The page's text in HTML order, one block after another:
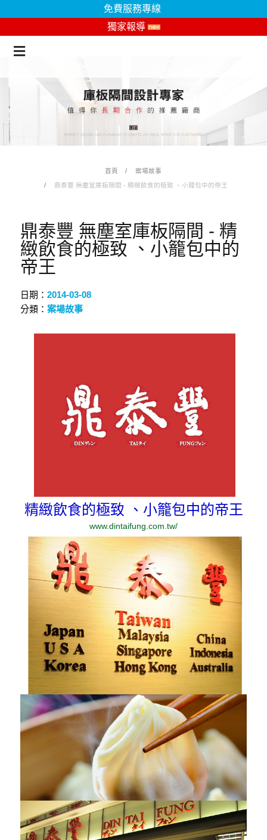
免費服務專線
獨家報導
首頁
案場故事
鼎泰豐 無塵室庫板隔間 - 精緻飲食的極致 、小籠包中的帝王
鼎泰豐 無塵室庫板隔間 - 精
緻飲食的極致 、小籠包中的
帝王
日期： 2014-03-08
分類： 案場故事
精緻飲食的極致 、小籠包中的帝王
www.dintaifung.com.tw/